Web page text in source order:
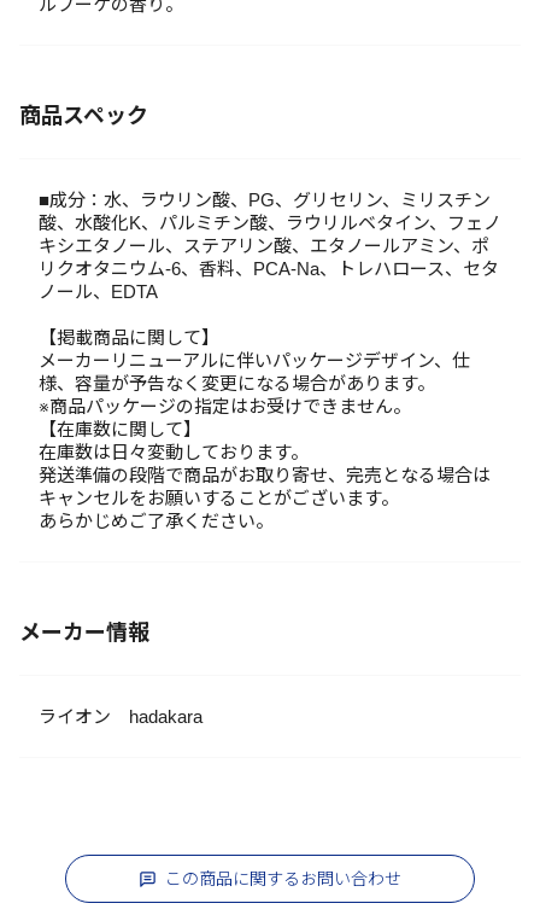
ルブーケの香り。
商品スペック
■成分：水、ラウリン酸、PG、グリセリン、ミリスチン
酸、水酸化K、パルミチン酸、ラウリルベタイン、フェノ
キシエタノール、ステアリン酸、エタノールアミン、ポ
リクオタニウム-6、香料、PCA-Na、トレハロース、セタ
ノール、EDTA
【掲載商品に関して】
メーカーリニューアルに伴いパッケージデザイン、仕
様、容量が予告なく変更になる場合があります。
※商品パッケージの指定はお受けできません。
【在庫数に関して】
在庫数は日々変動しております。
発送準備の段階で商品がお取り寄せ、完売となる場合は
キャンセルをお願いすることがございます。
あらかじめご了承ください。
メーカー情報
ライオン hadakara
この商品に関するお問い合わせ